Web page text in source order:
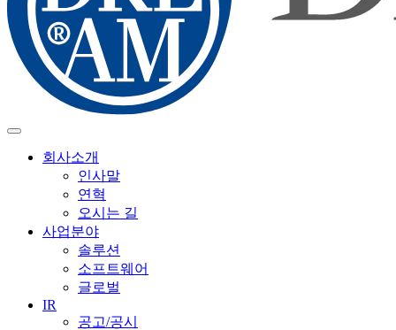
회사소개
인사말
연혁
오시는 길
사업분야
솔루션
소프트웨어
글로벌
IR
공고/공시